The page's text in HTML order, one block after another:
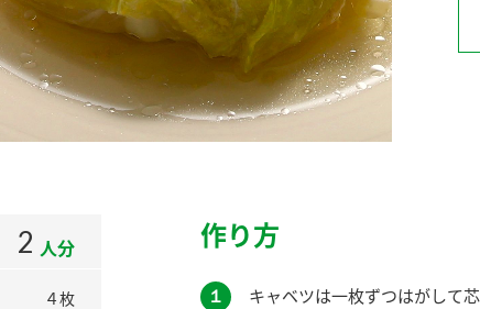
2 人分
４枚
作り方
１
キャベツは一枚ずつはがして